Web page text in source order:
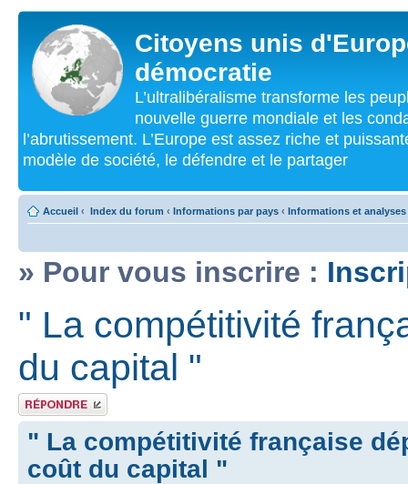
Citoyens unis
démocratie
L’ultralibéralisme transforme les
nouvelle guerre mondiale et les
l’abrutissement. L’Europe est assez riche et
modèle de société, le défendre et le partager
Accueil ‹ Index du forum ‹ Informations par pays ‹ Informations et
» Pour vous inscrire :
" La compétitivité
du capital "
Répondre
" La compétitivité française
coût du capital "